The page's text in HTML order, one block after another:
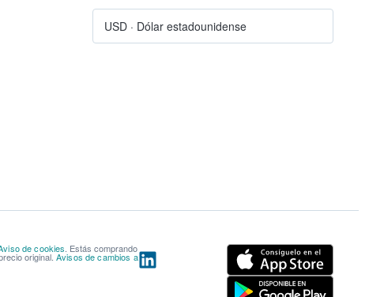
USD · Dólar estadounidense
de cookies. Estás comprando
original. Avisos de cambios a